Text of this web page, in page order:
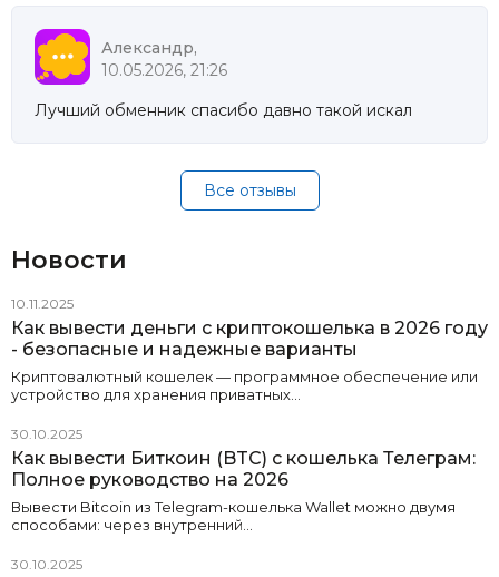
Александр,
10.05.2026, 21:26
Лучший обменник спасибо давно такой искал
Все отзывы
Новости
10.11.2025
Как вывести деньги с криптокошелька в 2026 году
- безопасные и надежные варианты
Криптовалютный кошелек — программное обеспечение или
устройство для хранения приватных…
30.10.2025
Как вывести Биткоин (BTC) с кошелька Телеграм:
Полное руководство на 2026
Вывести Bitcoin из Telegram-кошелька Wallet можно двумя
способами: через внутренний…
30.10.2025